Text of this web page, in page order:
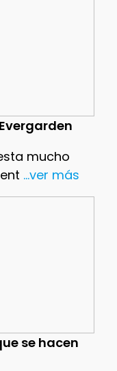
mucho
...ver más
se hacen